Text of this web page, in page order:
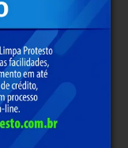
referência na
acolhedora,
direito de todas
ao público e
em
no município.